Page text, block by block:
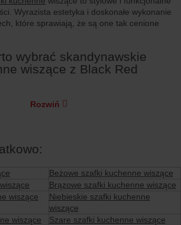
Wyrazista estetyka i doskonałe wykonanie
które sprawiają, że są one tak cenione
wybrać skandynawskie
wiszące z Black Red
Rozwiń
Beżowe szafki kuchenne wiszące
Brązowe szafki kuchenne wiszące
wiszące
Niebieskie szafki kuchenne
wiszące
wiszące
Szare szafki kuchenne wiszące